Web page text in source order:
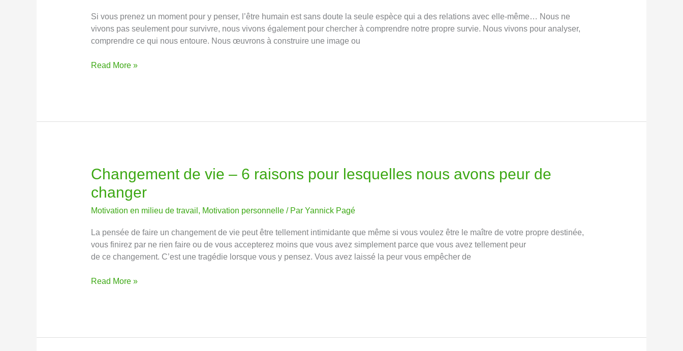
Si vous prenez un moment pour y penser, l’être humain est sans doute la seule espèce qui a des relations avec elle-même… Nous ne
vivons pas seulement pour survivre, nous vivons également pour chercher à comprendre notre propre survie. Nous vivons pour analyser,
comprendre ce qui nous entoure. Nous œuvrons à construire une image ou
comme
vous
êtes
pour
Read More »
Changement de vie – 6 raisons pour lesquelles nous avons peur de
changer
Motivation en milieu de travail , Motivation personnelle/ Par Yannick Pagé
La pensée de faire un changement de vie peut être tellement intimidante que même si vous voulez être le maître de votre propre destinée,
vous finirez par ne rien faire ou de vous accepterez moins que vous avez simplement parce que vous avez tellement peur
de ce changement. C’est une tragédie lorsque vous y pensez. Vous avez laissé la peur vous empêcher de
Changement
vie
–
raisons
pour
lesquelles
avons
Read More »